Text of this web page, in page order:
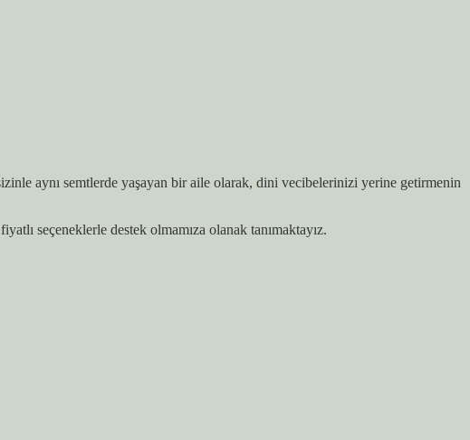
aynı semtlerde yaşayan bir aile olarak, dini vecibelerinizi yerine getirmenin
seçeneklerle destek olmamıza olanak tanımaktayız.